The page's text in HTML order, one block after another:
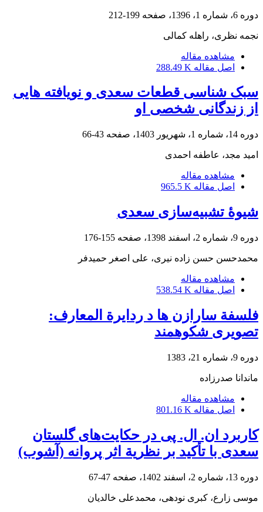
دوره 6، شماره 1، 1396، صفحه 199-212
نجمه نظری، راهله کمالی
مشاهده مقاله
اصل مقاله 288.49 K
سبک شناسی قطعات سعدی و نویافته هایی
از زندگانی شخصی او
دوره 14، شماره 1، شهریور 1403، صفحه 43-66
امید مجد، عاطفه احمدی
مشاهده مقاله
اصل مقاله 965.5 K
شیوۀ تشبیه‌سازی سعدی
دوره 9، شماره 2، اسفند 1398، صفحه 155-176
محمدحسن حسن زاده نیری، علی اصغر حمیدفر
مشاهده مقاله
اصل مقاله 538.54 K
فلسفة سارازن ها د ردایرة المعارف:
تصویری شکوهمند
دوره 9، شماره 21، 1383
ماندانا صدرزاده
مشاهده مقاله
اصل مقاله 801.16 K
کاربرد ان. ال. پی در حکایت‌های گلستان
سعدی با تأکید بر نظریة اثر پروانه (آشوب)
دوره 13، شماره 2، اسفند 1402، صفحه 47-67
موسی زارع، کبری نودهی، محمدعلی خالدیان